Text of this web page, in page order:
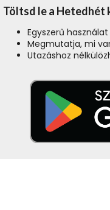
Töltsd le a Hetedhét
Egyszerű használat
Megmutatja, mi
Utazáshoz